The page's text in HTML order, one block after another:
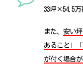
33坪×54.5万
また、 安い
あること」
が付く場合